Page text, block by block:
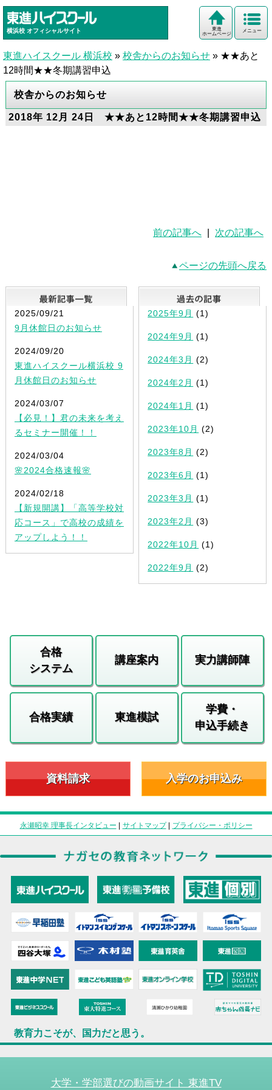
横浜校 オフィシャルサイト メニュー
東進
ホームページ
東進ハイスクール 横浜校 » 校舎からのお知らせ » ★★あと
12時間★★冬期講習申込
校舎からのお知らせ
2018年 12月 24日 ★★あと12時間★★冬期講習申込
前の記事へ 次の記事へ
ページの先頭へ戻る
最新記事一覧
2025/09/21
9月休館日のお知らせ
2024/09/20
東進ハイスクール横浜校 9
月休館日のお知らせ
2024/03/07
【必見！】君の未来を考え
るセミナー開催！！
2024/03/04
🌸2024合格速報🌸
2024/02/18
【新規開講】「高等学校対
応コース」で高校の成績を
アップしよう！！
2025年9月 (1)
2024年9月 (1)
2024年3月 (2)
2024年2月 (1)
2024年1月 (1)
2023年10月 (2)
2023年8月 (2)
2023年6月 (1)
2023年3月 (1)
2023年2月 (3)
2022年10月 (1)
2022年9月 (2)
合格
システム
講座案内 実力講師陣
合格実績 東進模試
学費・
申込手続き
資料請求 入学のお申込み
永瀬昭幸 理事長インタビュー | サイトマップ| プライバシー・ポリシー
教育力こそが、国力だと思う。
大学・学部選びの動画サイト 東進TV